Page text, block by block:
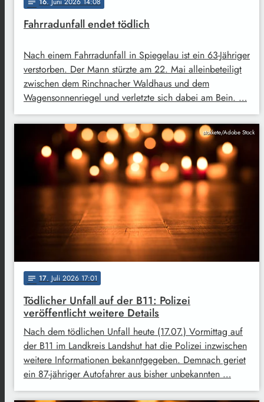
Fahrradunfall endet tödlich
Nach einem Fahrradunfall in Spiegelau ist ein 63-Jähriger
verstorben. Der Mann stürzte am 22. Mai alleinbeteiligt
zwischen dem Rinchnacher Waldhaus und dem
Wagensonnenriegel und verletzte sich dabei am Bein. …
stokkete/Adobe Stock
notes 17. Juli 2026 17:01
Tödlicher Unfall auf der B11: Polizei
veröffentlicht weitere Details
Nach dem tödlichen Unfall heute (17.07.) Vormittag auf
der B11 im Landkreis Landshut hat die Polizei inzwischen
weitere Informationen bekanntgegeben. Demnach geriet
ein 87-jähriger Autofahrer aus bisher unbekannten …